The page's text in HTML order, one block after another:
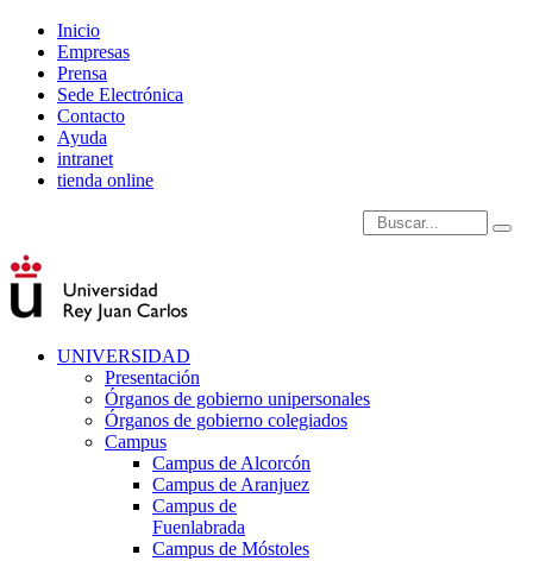
Inicio
Empresas
Prensa
Sede Electrónica
Contacto
Ayuda
intranet
tienda online
Introduce términos de
UNIVERSIDAD
Presentación
Órganos de gobierno unipersonales
Órganos de gobierno colegiados
Campus
Campus de Alcorcón
Campus de Aranjuez
Campus de
Fuenlabrada
Campus de Móstoles